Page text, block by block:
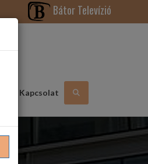
Bátor Televízió
Kapcsolat